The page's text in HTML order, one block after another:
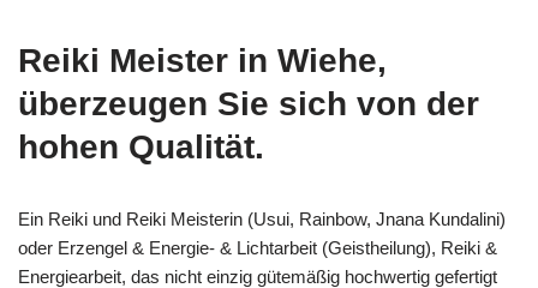
Reiki Meister in Wiehe,
überzeugen Sie sich von der
hohen Qualität.
Ein Reiki und Reiki Meisterin (Usui, Rainbow, Jnana Kundalini)
oder Erzengel & Energie- & Lichtarbeit (Geistheilung), Reiki &
Energiearbeit, das nicht einzig gütemäßig hochwertig gefertigt